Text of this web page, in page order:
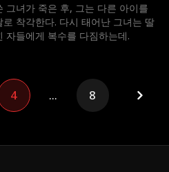
파멸하고, 지윈수와 션처는 서로를
진정한 사랑을 찾는다.
그녀가 죽은 후, 그는 다른 아이를
로 착각한다. 다시 태어난 그녀는 딸
자들에게 복수를 다짐하는데.
4 ... 8